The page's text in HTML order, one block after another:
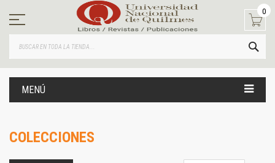
contenido
0
MENÚ
COLECCIONES